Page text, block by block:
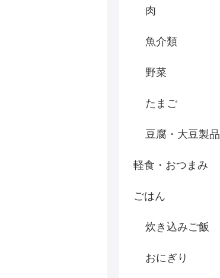
肉
魚介類
野菜
たまご
豆腐・大豆製品
軽食・おつまみ
ごはん
炊き込みご飯
おにぎり